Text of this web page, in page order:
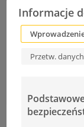
Informacje
Przetw. danych